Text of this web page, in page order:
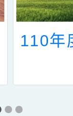
110年